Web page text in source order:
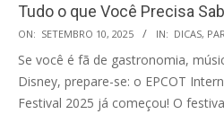
Tudo o que Você Precisa
2025-
09-
10
ON: SETEMBRO 10, 2025 IN: DICAS,
Se você é fã de gastronomia,
Disney, prepare-se: o EPCOT
Festival 2025 já começou! O